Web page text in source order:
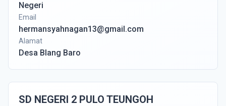
Negeri
Email
hermansyahnagan13@gmail.com
Alamat
Desa Blang Baro
SD NEGERI 2 PULO TEUNGOH